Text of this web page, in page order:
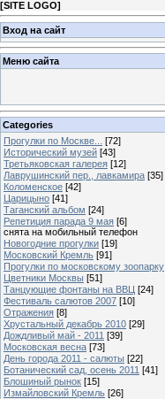
[SITE LOGO]
Вход на сайт
Меню сайта
Categories
Прогулки по Москве...
[72]
Исторический музей [43]
Третьяковская галерея [12]
Лаврушинский пер., лавкамира [35]
Коломенское [42]
Царицыно [41]
Таганский альбом [24]
Репетиция парада 9 мая [6]
снята на мобильный телефон
Новогодние прогулки [19]
Московский Кремль [91]
Прогулки по московскому зоопарку
Цветники Москвы [51]
Танцующие фонтаны на ВВЦ [24]
Фестиваль салютов 2007 [10]
Отражения [8]
Хрустальный декабрь 2010 [29]
Дождливый май - 2011 [39]
Московская весна [73]
День города 2011 - салюты [22]
Ботанический сад, осень 2011 [41]
Блошиный рынок [15]
Измайловский Кремль [26]